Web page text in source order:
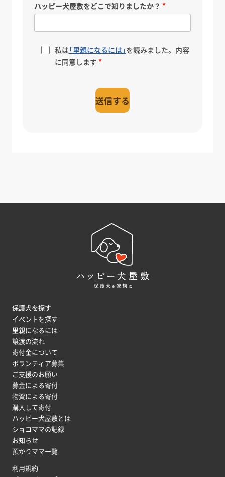
ハッピー犬屋敷をどこで知りましたか？
私は「里親になるには」 を読みました。内容
に同意します
保護犬を探す
イベントを探す
里親になるには
譲渡の流れ
寄付金について
ボランティア募集
ご支援のお願い
募金による寄付
物資による寄付
購入して寄付
ハッピー犬屋敷とは
ショコママの記録
お知らせ
預かりママ一覧
利用規約